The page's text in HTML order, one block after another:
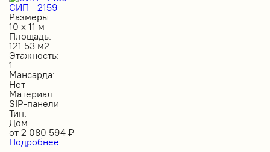
СИП - 2159
Размеры:
10 х 11 м
Площадь:
121.53 м2
Этажность:
1
Мансарда:
Нет
Материал:
SIP-панели
Тип:
Дом
от 2 080 594 ₽
Подробнее